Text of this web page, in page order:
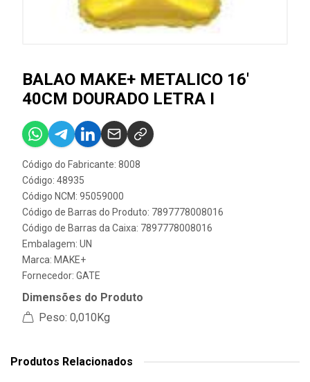
BALAO MAKE+ METALICO 16'
40CM DOURADO LETRA I
Código do Fabricante: 8008
Código: 48935
Código NCM: 95059000
Código de Barras do Produto: 7897778008016
Código de Barras da Caixa: 7897778008016
Embalagem: UN
Marca: MAKE+
Fornecedor: GATE
Dimensões do Produto
Peso: 0,010Kg
Produtos Relacionados